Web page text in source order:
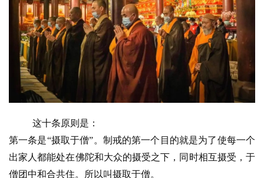
这十条原则是：
第一条是“摄取于僧”。制戒的第一个目的就是为了使每一个
出家人都能处在佛陀和大众的摄受之下，同时相互摄受，于
僧团中和合共住。所以叫摄取于僧。